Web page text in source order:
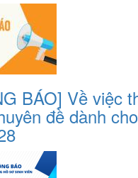
BÁO] Về việc
đề dành